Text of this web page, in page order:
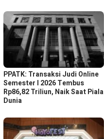
PPATK: Transaksi Judi Online
Semester I 2026 Tembus
Rp86,82 Triliun, Naik Saat Piala
Dunia